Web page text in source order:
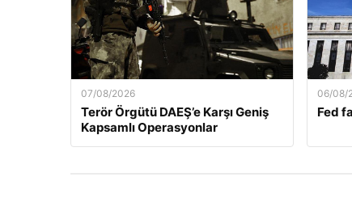
07/08/2026
Terör Örgütü DAEŞ’e Karşı Geniş
Kapsamlı Operasyonlar
06/08/
Fed